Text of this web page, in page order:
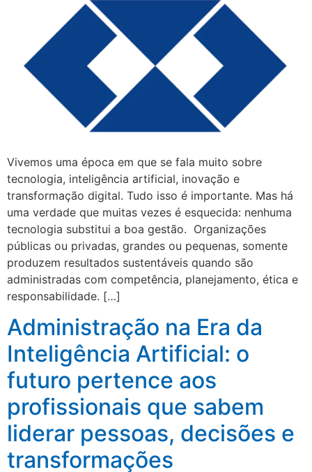
Vivemos uma época em que se fala muito sobre
tecnologia, inteligência artificial, inovação e
transformação digital. Tudo isso é importante. Mas há
uma verdade que muitas vezes é esquecida: nenhuma
tecnologia substitui a boa gestão. Organizações
públicas ou privadas, grandes ou pequenas, somente
produzem resultados sustentáveis quando são
administradas com competência, planejamento, ética e
responsabilidade. […]
Administração na Era da
Inteligência Artificial: o
futuro pertence aos
profissionais que sabem
liderar pessoas, decisões e
transformações